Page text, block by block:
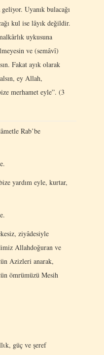
Uyanık bulacağı
kul ise lâyık değildir.
uykusuna
ve (semâvî)
Fakat ayık olarak
ey Allah,
merhamet eyle”. (3
Rab’be
yardım eyle, kurtar,
ziyâdesiyle
Allahdoğuran ve
Azizleri anarak,
ömrümüzü Mesih
güç ve şeref